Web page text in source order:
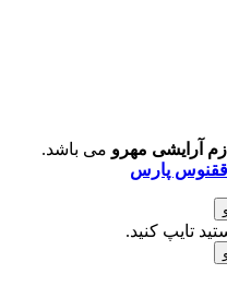
آرایشی مهرو می باشد.
ققنوس پارس
تایپ کنید.